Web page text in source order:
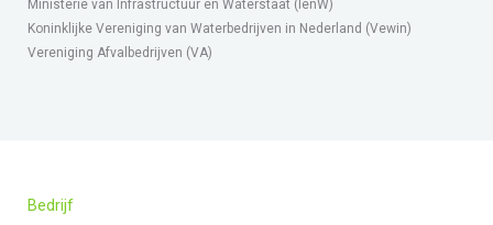
Ministerie van Infrastructuur en Waterstaat (IenW)
Koninklijke Vereniging van Waterbedrijven in Nederland (Vewin)
Vereniging Afvalbedrijven (VA)
Bedrijf​